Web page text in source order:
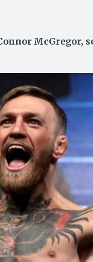
McGregor,